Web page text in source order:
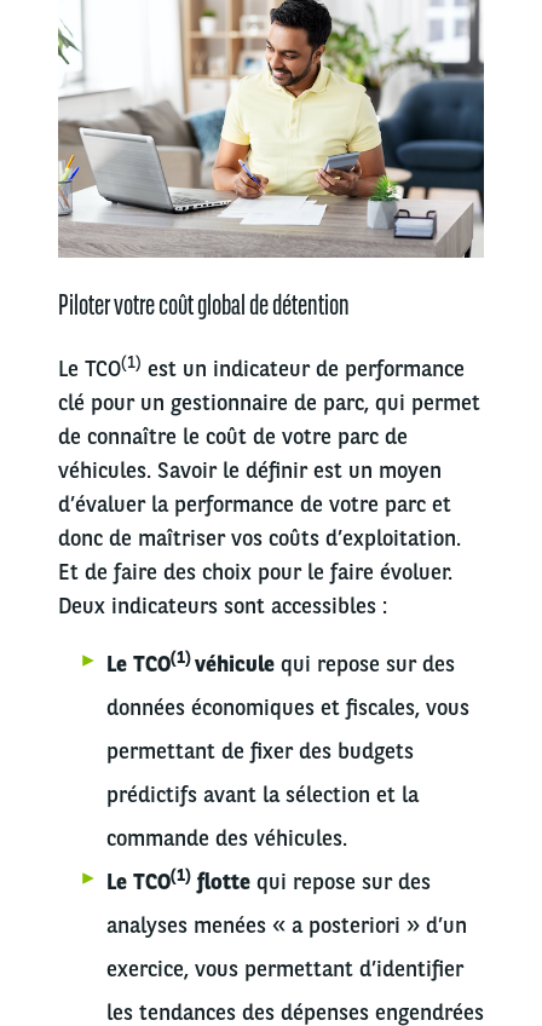
Piloter votre coût global de détention
Le TCO(1) est un indicateur de performance
clé pour un gestionnaire de parc, qui permet
de connaître le coût de votre parc de
véhicules. Savoir le définir est un moyen
d’évaluer la performance de votre parc et
donc de maîtriser vos coûts d’exploitation.
Et de faire des choix pour le faire évoluer.
Deux indicateurs sont accessibles :
Le TCO(1)véhicule qui repose sur des
données économiques et fiscales, vous
permettant de fixer des budgets
prédictifs avant la sélection et la
commande des véhicules.
Le TCO(1) flotte qui repose sur des
analyses menées « a posteriori » d’un
exercice, vous permettant d’identifier
les tendances des dépenses engendrées